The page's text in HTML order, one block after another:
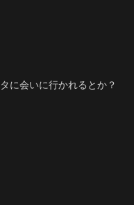
に会いに行かれるとか？